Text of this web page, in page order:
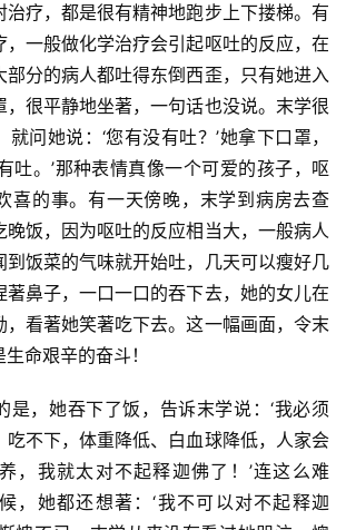
治疗，都是很有精神地跑步上下搂梯。有
，一般做化学治疗会引起呕吐的反应，在
部分的病人都吐得东倒西歪，只有她进入
，很平静地坐著，一句话也没说。末学很
问她说：‘您有没有吐？’她拿下口罩，
吐。’那种表情真像一个可爱的孩子，呕
喜的事。有一天傍晚，末学到病房去查
晚饭，因为呕吐的反应相当大，一般病人
到饭菜的气味就开始吐，几天可以瘦好几
著鼻子，一口一口的吞下去，她的女儿在
，看著她笑著吃下去。这一幅画面，令末
命艰辛的奋斗！
是，她吞下了饭，告诉末学说：‘我必须
吃不下，体重降低、白血球降低，人家会
，我就太对不起释迦佛了！’连这么难
，她都还想著：‘我不可以对不起释迦